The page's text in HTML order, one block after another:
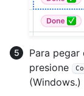
Para
presione
(Windows.)